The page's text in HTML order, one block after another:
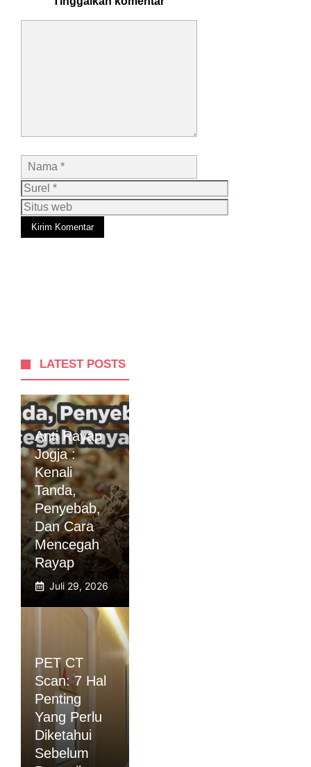
Nama
Surel
Situs
web
LATEST POSTS
Anti Rayap
Jogja :
Kenali
Tanda,
Penyebab,
Dan Cara
Mencegah
Rayap
Juli 29, 2026
PET CT
Scan: 7 Hal
Penting
Yang Perlu
Diketahui
Sebelum